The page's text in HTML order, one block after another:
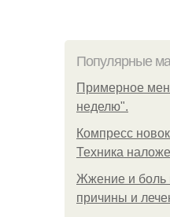
Популярные
Примерное
неделю".
Компресс
Техника
Жжение и боль
причины и